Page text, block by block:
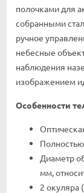
полочками для
собранными
ручное
небесные
наблюдения
изображением
Особенности
Диаметр
мм,
2 окуляра